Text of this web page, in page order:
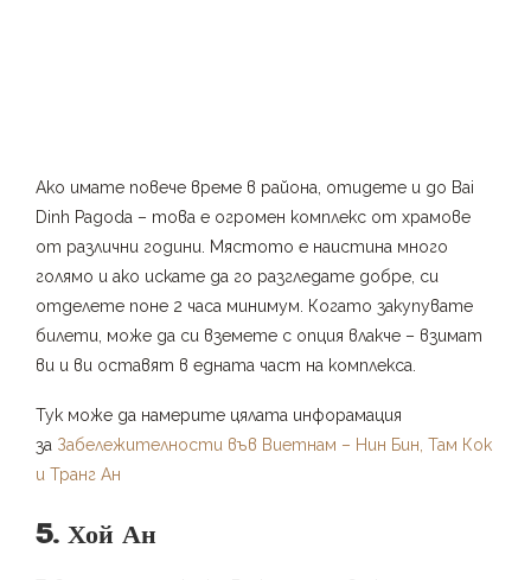
Ако имате повече време в района, отидете и до Bai
Dinh Pagoda – това е огромен комплекс от храмове
от различни години. Мястото е наистина много
голямо и ако искате да го разгледате добре, си
отделете поне 2 часа минимум. Когато закупувате
билети, може да си вземете с опция влакче – взимат
ви и ви оставят в едната част на комплекса.
Тук може да намерите цялата инфорамация
за Забележителности във Виетнам – Нин Бин, Там Кок
и Транг Ан
5. Хой Ан